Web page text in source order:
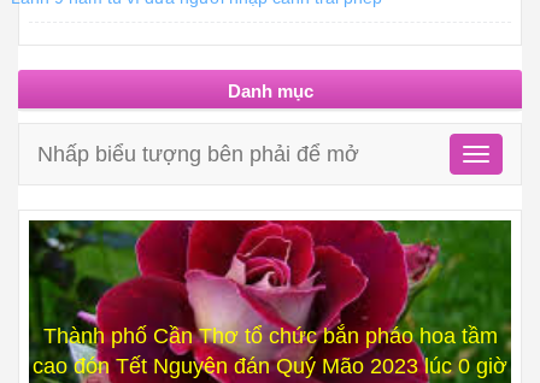
Danh mục
Toggle
Nhấp biểu tượng bên phải để mở
Thành phố Cần Thơ tổ chức bắn pháo hoa tầm
cao đón Tết Nguyên đán Quý Mão 2023 lúc 0 giờ
ngày 22/01/2023 (nhằm thời khắc giao thừa,
mùng 1 Tết Nguyên đán Quý Mão năm 2023) tại